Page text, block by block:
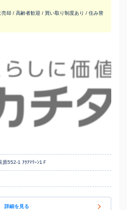
却 / 高齢者歓迎 / 買い取り制度あり / 住み替
原552-1 ｱｸｱﾏﾘｰﾝ1Ｆ
詳細を見る